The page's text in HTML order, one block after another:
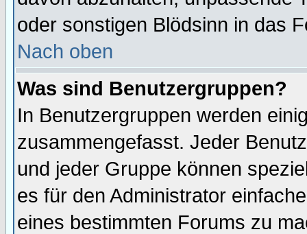
oder sonstigen Blödsinn in das
Nach oben
Was sind Benutzergruppen?
In Benutzergruppen werden
zusammengefasst. Jeder
und jeder Gruppe können
es für den Administrator
eines bestimmten Forums zu